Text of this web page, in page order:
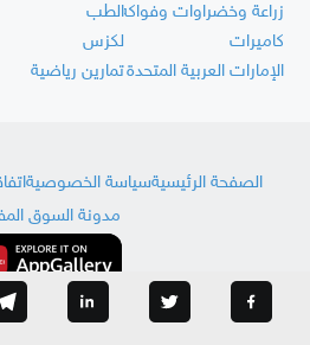
زراعة وخضراوات وفواكهالطب
كاميرات
لكزس
الإمارات العربية المتحدةتمارين رياضية
الصفحة الرئيسيةسياسة الخصوصية
مدونة السوق